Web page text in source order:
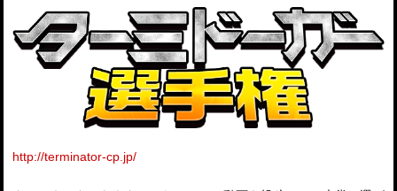
http://terminator-cp.jp/